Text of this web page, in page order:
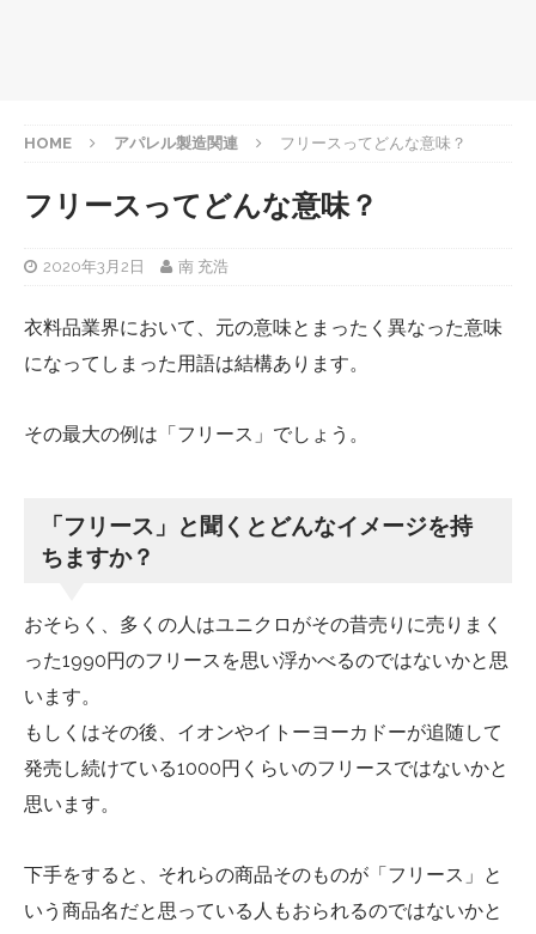
HOME アパレル製造関連 フリースってどんな意味？
フリースってどんな意味？
2020年3月2日 南 充浩
衣料品業界において、元の意味とまったく異なった意味
になってしまった用語は結構あります。
その最大の例は「フリース」でしょう。
「フリース」と聞くとどんなイメージを持
ちますか？
おそらく、多くの人はユニクロがその昔売りに売りまく
った1990円のフリースを思い浮かべるのではないかと思
います。
もしくはその後、イオンやイトーヨーカドーが追随して
発売し続けている1000円くらいのフリースではないかと
思います。
下手をすると、それらの商品そのものが「フリース」と
いう商品名だと思っている人もおられるのではないかと